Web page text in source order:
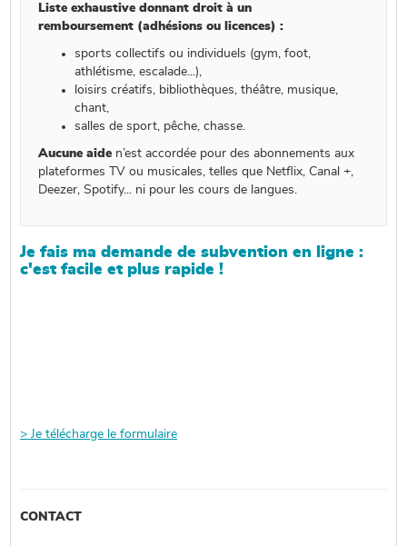
Liste exhaustive donnant droit à un
remboursement (adhésions ou licences) :
sports collectifs ou individuels (gym, foot,
athlétisme, escalade...),
loisirs créatifs, bibliothèques, théâtre, musique,
chant,
salles de sport, pêche, chasse.
Aucune aide n’est accordée pour des abonnements aux
plateformes TV ou musicales, telles que Netflix, Canal +,
Deezer, Spotify... ni pour les cours de langues.
Je fais ma demande de subvention en ligne :
c'est facile et plus rapide !
> Je télécharge le formulaire
CONTACT